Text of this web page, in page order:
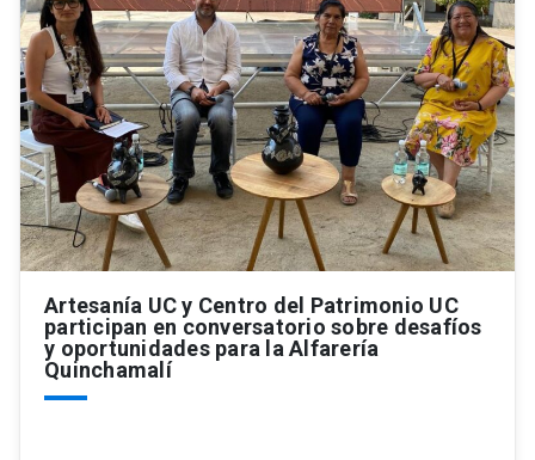
Artesanía UC y Centro del Patrimonio UC
participan en conversatorio sobre desafíos
y oportunidades para la Alfarería
Quinchamalí